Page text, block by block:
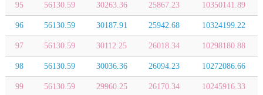
95 56130.59 30263.36 25867.23 10350141.89
96 56130.59 30187.91 25942.68 10324199.22
97 56130.59 30112.25 26018.34 10298180.88
98 56130.59 30036.36 26094.23 10272086.66
99 56130.59 29960.25 26170.34 10245916.33